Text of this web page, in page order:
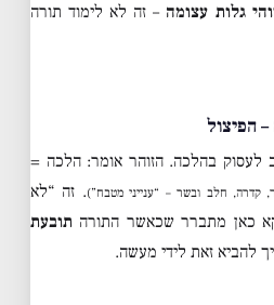
גלות עצומה – זה לא לימוד תורה
הפיצול
לעסוק בהלכה. הזוהר אומר: הלכה =
קדרה, חלב ובשר – “ענייני מטבח”). זה “לא
כאן מתברר שכאשר התורה תובעת
להביא זאת לידי מעשה.